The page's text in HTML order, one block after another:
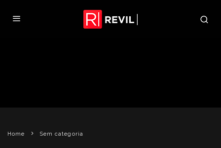
Home
Sem categoria